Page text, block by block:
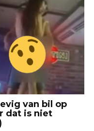
van bil op
dat is niet